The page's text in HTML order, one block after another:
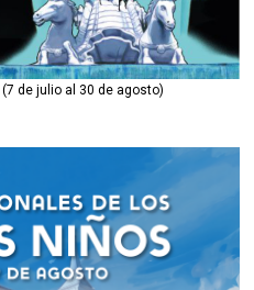
de julio al 30 de agosto)